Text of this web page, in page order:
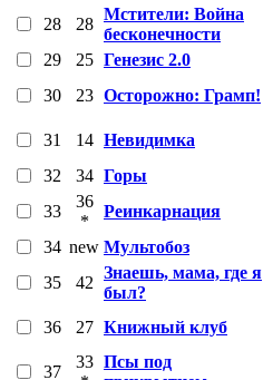
28
28
Мстители: Война
бесконечности
29
25 Генезис 2.0
30
23 Осторожно: Грамп!
31 14 Невидимка
32
34 Горы
33
36
*
Реинкарнация
34 new Мультобоз
35
42
Знаешь, мама, где я
был?
36 27 Книжный клуб
37
33 Псы под